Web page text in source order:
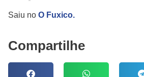
Saiu no O Fuxico.
Compartilhe